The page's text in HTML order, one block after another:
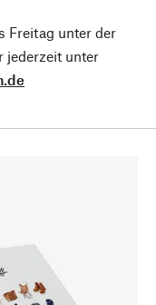
Freitag unter der
jederzeit unter